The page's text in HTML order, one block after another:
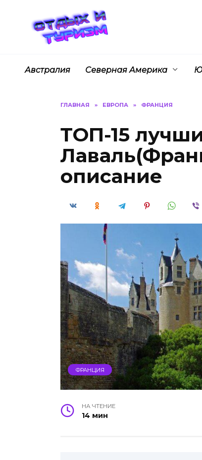
содержанию
Австралия Северная Америка
ГЛАВНАЯ » ЕВРОПА » ФРАНЦИЯ
ТОП-15
описание
ФРАНЦИЯ
НА ЧТЕНИЕ
14 мин